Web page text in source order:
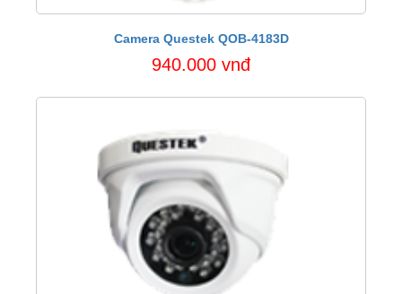
Camera Questek QOB-4183D
940.000 vnđ